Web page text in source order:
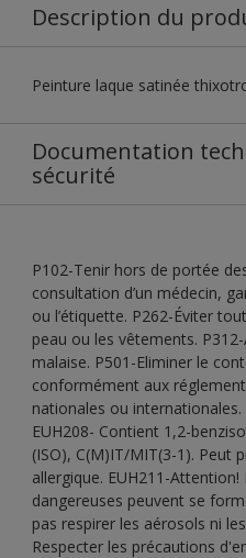
Description du
Peinture laque satinée
Documentation
sécurité
P102-Tenir hors de portée
consultation d’un médecin,
ou l’étiquette. P262-Éviter
peau ou les vêtements.
malaise. P501-Eliminer le
conformément aux
nationales ou
EUH208- Contient 1,2-
(ISO), C(M)IT/MIT(3-1). Peut
allergique. EUH211-
dangereuses peuvent se
pas respirer les aérosols ni
Respecter les précautions